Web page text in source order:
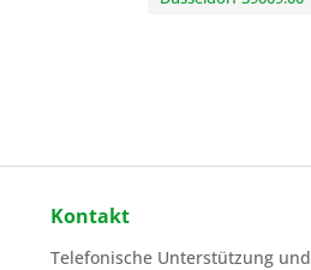
Kontakt
Telefonische Unterstützung